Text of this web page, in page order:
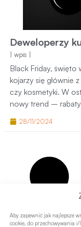
Aby zapewnić jak najlepsze
cookie, do przechowywania
Deweloperzy
| wpis |
Black Friday, święto
kojarzy się głównie
czy kosmetyki. W
nowy trend –
28/11/2024